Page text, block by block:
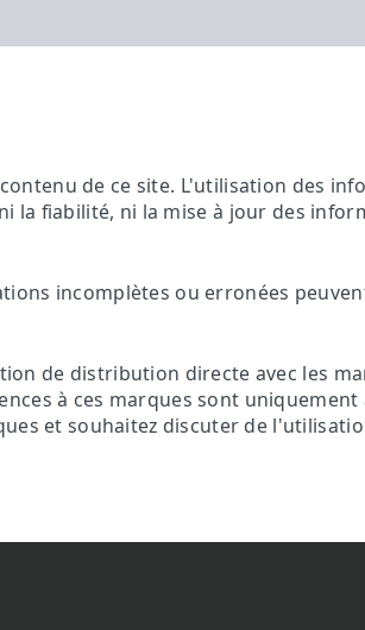
de ce site. L'utilisation des
la fiabilité, ni la mise à jour des
incomplètes ou erronées
de distribution directe avec les
à ces marques sont uniquement
et souhaitez discuter de